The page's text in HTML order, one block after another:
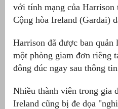
với tính mạng của
Cộng hòa Ireland (Gardai)
Harrison đã được ban quản
một phòng giam đơn riêng
đông đúc ngay sau thông
Nhiều thành viên trong gia
Ireland cũng bị đe dọa